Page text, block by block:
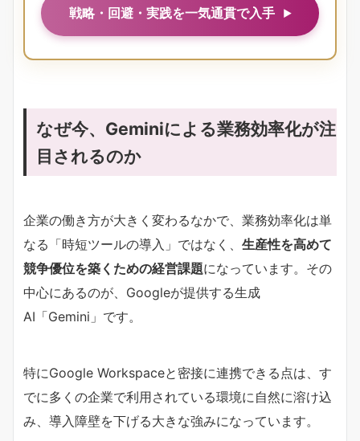
戦略・回避・実践を一気通貫で入手
なぜ今、Geminiによる業務効率化が注
目されるのか
企業の働き方が大きく変わるなかで、業務効率化は単
なる「時短ツールの導入」ではなく、 生産性を高めて
競争優位を築くための経営課題になっています。その
中心にあるのが、Googleが提供する生成
AI「Gemini」です。
特にGoogle Workspaceと密接に連携できる点は、す
でに多くの企業で利用されている環境に自然に溶け込
み、導入障壁を下げる大きな強みになっています。